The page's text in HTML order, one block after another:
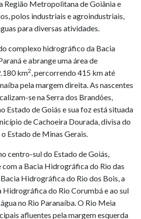
Região Metropolitana de Goiânia e
polos industriais e agroindustriais,
para diversas atividades.
complexo hidrográfico da Bacia
e abrange uma área de
km2, percorrendo 415 km até
pela margem direita. As nascentes
se na Serra dos Brandões,
Estado de Goiás e sua foz está situada
de Cachoeira Dourada, divisa do
Estado de Minas Gerais.
centro-sul do Estado de Goiás,
a Bacia Hidrográfica do Rio das
Hidrográfica do Rio dos Bois, a
Hidrográfica do Rio Corumbá e ao sul
no Rio Paranaíba. O Rio Meia
afluentes pela margem esquerda